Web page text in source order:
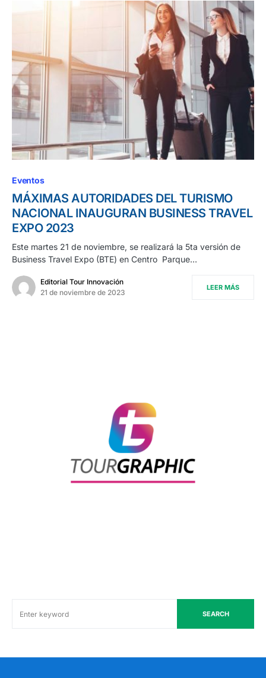
Eventos
MÁXIMAS AUTORIDADES DEL TURISMO
NACIONAL INAUGURAN BUSINESS TRAVEL
EXPO 2023
Este martes 21 de noviembre, se realizará la 5ta versión de
Business Travel Expo (BTE) en Centro Parque…
Editorial Tour Innovación
21 de noviembre de 2023
LEER MÁS
SEARCH